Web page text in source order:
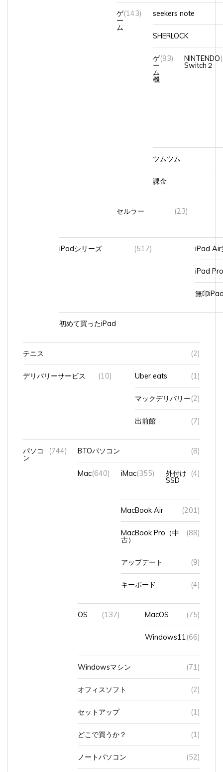
ム
SHERLOCK
ゲ
ム
機
(93) NINTENDO
ツムツム
課金
セルラー (23)
iPadシリーズ (517) iPad Air
iPad Pro
無印
初めて買ったiPad
テニス (2)
デリバリーサービス (10) Uber eats (1)
マックデリバリー(2)
出前館 (7)
パソコ (744) BTOパソコン (8)
Mac(640) iMac(355) 外付け
SSD
(4)
MacBook Air (201)
MacBook Pro（中 (88)
アップデート (9)
キーボード (4)
OS (137) MacOS (75)
Windows11(66)
Windowsマシン (71)
オフィスソフト (2)
セットアップ (1)
どこで買うか？ (1)
ノートパソコン (52)
パスワード (1)